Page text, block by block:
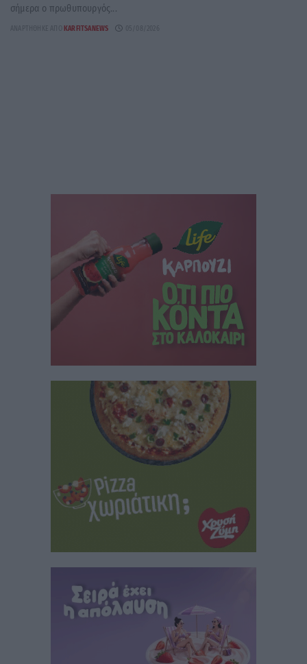
σήμερα ο πρωθυπουργός...
ΑΝΑΡΤΉΘΗΚΕ ΑΠΌ KARFITSANEWS